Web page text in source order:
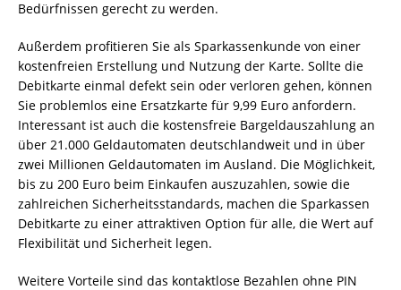
Bedürfnissen gerecht zu werden.
Außerdem profitieren Sie als Sparkassenkunde von einer
kostenfreien Erstellung und Nutzung der Karte. Sollte die
Debitkarte einmal defekt sein oder verloren gehen, können
Sie problemlos eine Ersatzkarte für 9,99 Euro anfordern.
Interessant ist auch die kostensfreie Bargeldauszahlung an
über 21.000 Geldautomaten deutschlandweit und in über
zwei Millionen Geldautomaten im Ausland. Die Möglichkeit,
bis zu 200 Euro beim Einkaufen auszuzahlen, sowie die
zahlreichen Sicherheitsstandards, machen die Sparkassen
Debitkarte zu einer attraktiven Option für alle, die Wert auf
Flexibilität und Sicherheit legen.
Weitere Vorteile sind das kontaktlose Bezahlen ohne PIN